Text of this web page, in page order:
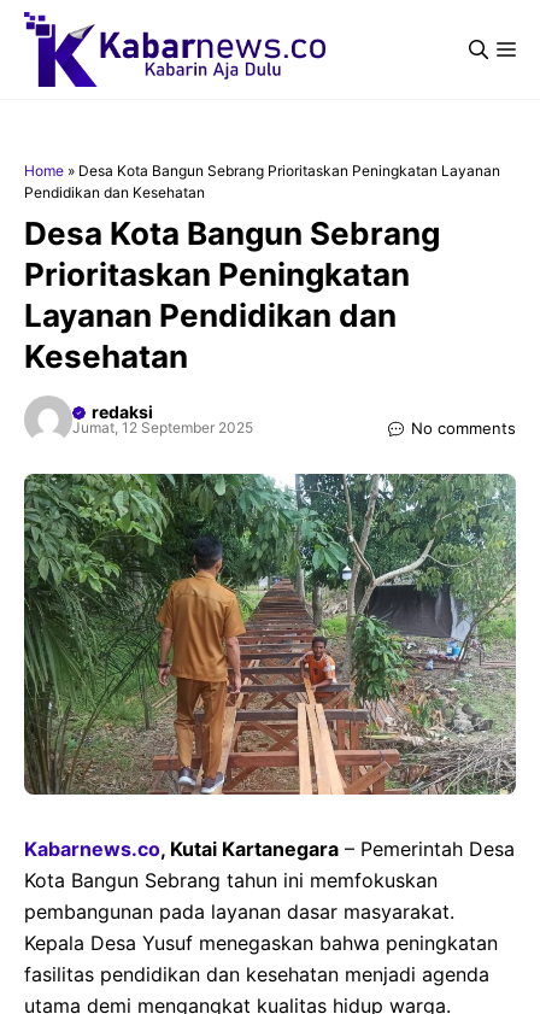
Langsung
Home » Desa Kota Bangun Sebrang Prioritaskan Peningkatan Layanan
Pendidikan dan Kesehatan
Desa Kota Bangun Sebrang
Prioritaskan Peningkatan
Layanan Pendidikan dan
Kesehatan
redaksi
Jumat, 12 September 2025 No comments
Kabarnews.co, Kutai Kartanegara – Pemerintah Desa
Kota Bangun Sebrang tahun ini memfokuskan
pembangunan pada layanan dasar masyarakat.
Kepala Desa Yusuf menegaskan bahwa peningkatan
fasilitas pendidikan dan kesehatan menjadi agenda
utama demi mengangkat kualitas hidup warga.